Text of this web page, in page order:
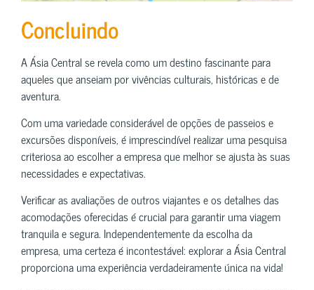
Concluindo
A Ásia Central se revela como um destino fascinante para
aqueles que anseiam por vivências culturais, históricas e de
aventura.
Com uma variedade considerável de opções de passeios e
excursões disponíveis, é imprescindível realizar uma pesquisa
criteriosa ao escolher a empresa que melhor se ajusta às suas
necessidades e expectativas.
Verificar as avaliações de outros viajantes e os detalhes das
acomodações oferecidas é crucial para garantir uma viagem
tranquila e segura. Independentemente da escolha da
empresa, uma certeza é incontestável: explorar a Ásia Central
proporciona uma experiência verdadeiramente única na vida!